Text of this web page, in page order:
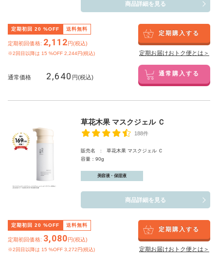
商品詳細を見る
定期初回 20 %OFF 送料無料
定期初回価格: 2,112円(税込)
※2回目以降は 15 %OFF 2,244円(税込)
定期購入する
定期お届けおトク便とは＞
通常価格 2,640 円(税込) 通常購入する
草花木果 マスクジェル Ｃ
188件
販売名 : 草花木果 マスクジェル Ｃ
容量：90g
美容液・保湿液
商品詳細を見る
定期初回 20 %OFF 送料無料
定期初回価格: 3,080円(税込)
※2回目以降は 15 %OFF 3,272円(税込)
定期購入する
定期お届けおトク便とは＞